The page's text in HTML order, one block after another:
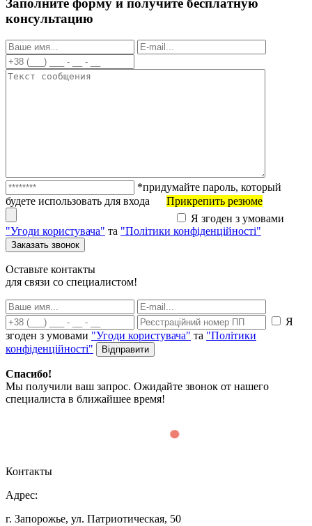
Заполните форму и получите бесплатную
консультацию
*придумайте пароль, который
будете использовать для входа
Прикрепить резюме
Я згоден з умовами
"Угоди користувача" та "Політики конфіденційності"
Оставьте контакты
для связи со специалистом!
Я
згоден з умовами "Угоди користувача" та "Політики
конфіденційності"
Спасибо!
Мы получили ваш запрос. Ожидайте звонок от нашего
специалиста в ближайшее время!
Контакты
Адрес:
г. Запорожье, ул. Патриотическая, 50